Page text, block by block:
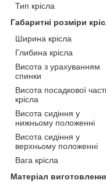
Тип крісла
Габаритні розміри
Ширина крісла
Глибина крісла
Висота з урахуванням
спинки
Висота посадкової
крісла
Висота сидіння у
нижньому положенні
Висота сидіння у
верхньому положенні
Вага крісла
Матеріал